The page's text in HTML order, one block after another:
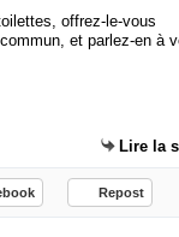
offrez-le-vous
et parlez-en à
Lire la
Repost